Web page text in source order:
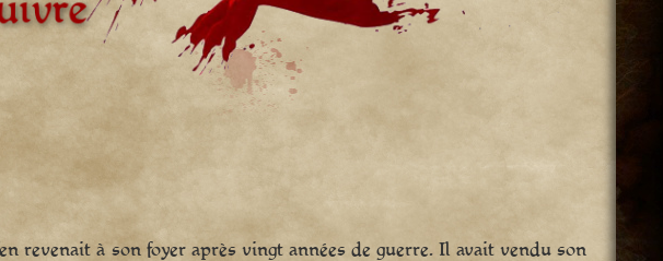
revenait à son foyer après vingt années de guerre. Il avait vendu son